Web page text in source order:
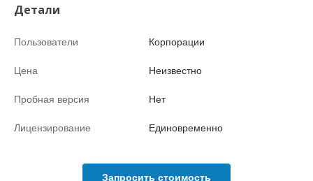
Детали
Пользователи Корпорации
Цена Неизвестно
Пробная версия Нет
Лицензирование Единовременно
Запросить стоимость